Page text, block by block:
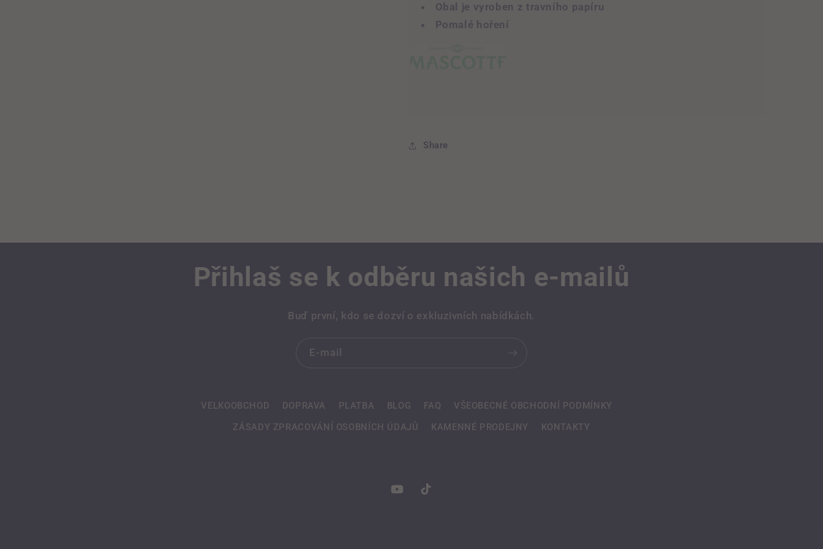
Obal je vyroben z travního papíru
Pomalé hoření
Share
Přihlaš se k odběru našich e-mailů
Buď první, kdo se dozví o exkluzivních nabídkách.
E-mail
VELKOOBCHOD DOPRAVA PLATBA BLOG FAQ
VŠEOBECNÉ OBCHODNÍ PODMÍNKY
ZÁSADY ZPRACOVÁNÍ OSOBNÍCH ÚDAJŮ
KAMENNÉ PRODEJNY KONTAKTY
YouTubeTikTok